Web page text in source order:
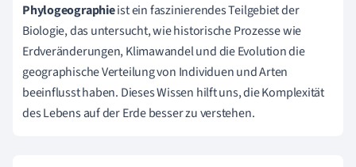
Phylogeographieist ein faszinierendes Teilgebiet der
Biologie, das untersucht, wie historische Prozesse wie
Erdveränderungen, Klimawandel und die Evolution die
geographische Verteilung von Individuen und Arten
beeinflusst haben. Dieses Wissen hilft uns, die Komplexität
des Lebens auf der Erde besser zu verstehen.